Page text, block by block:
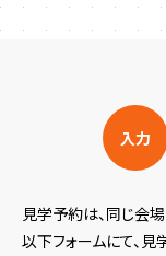
入力
見学予約は、同じ会
以下フォームにて、